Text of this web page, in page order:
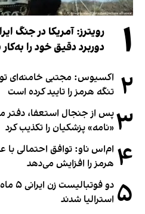
۱
رویترز: آمریکا در جنگ
دوربرد دقیق خود را
۲ اکسیوس: مجتبی خامنه‌ای
تنگه هرمز را تایید کرده است
۳پس از جنجال استعفا، دفتر
«نامه» پزشکیان را تکذیب کرد
۴ ام‌اس ناو: توافق احتمالی با
هرمز را افزایش می‌دهد
۵
دو
استرالیا شدند